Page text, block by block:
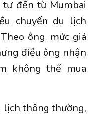
tư đến từ Mumbai
chuyến du lịch
ông, mức giá
điều ông nhận
không thể mua
lịch thông thường,